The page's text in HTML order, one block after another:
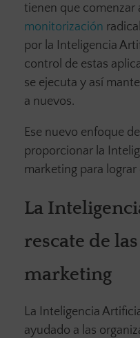
tienen que comenzar
monitorización
por la Inteligencia
control de estas
se ejecuta y así
a nuevos.
Ese nuevo enfoque
proporcionar la
marketing para lograr
La
rescate de
marketing
La Inteligencia
ayudado a las